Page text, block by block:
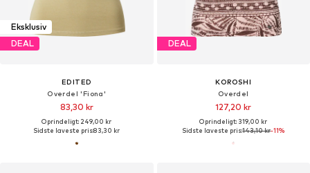
Eksklusiv
DEAL
EDITED
Overdel 'Fiona'
83,30 kr
Oprindeligt: 249,00 kr
Sidste laveste pris:83,30 kr
DEAL
KOROSHI
Overdel
127,20 kr
Oprindeligt: 319,00 kr
Sidste laveste pris:143,10 kr-11%